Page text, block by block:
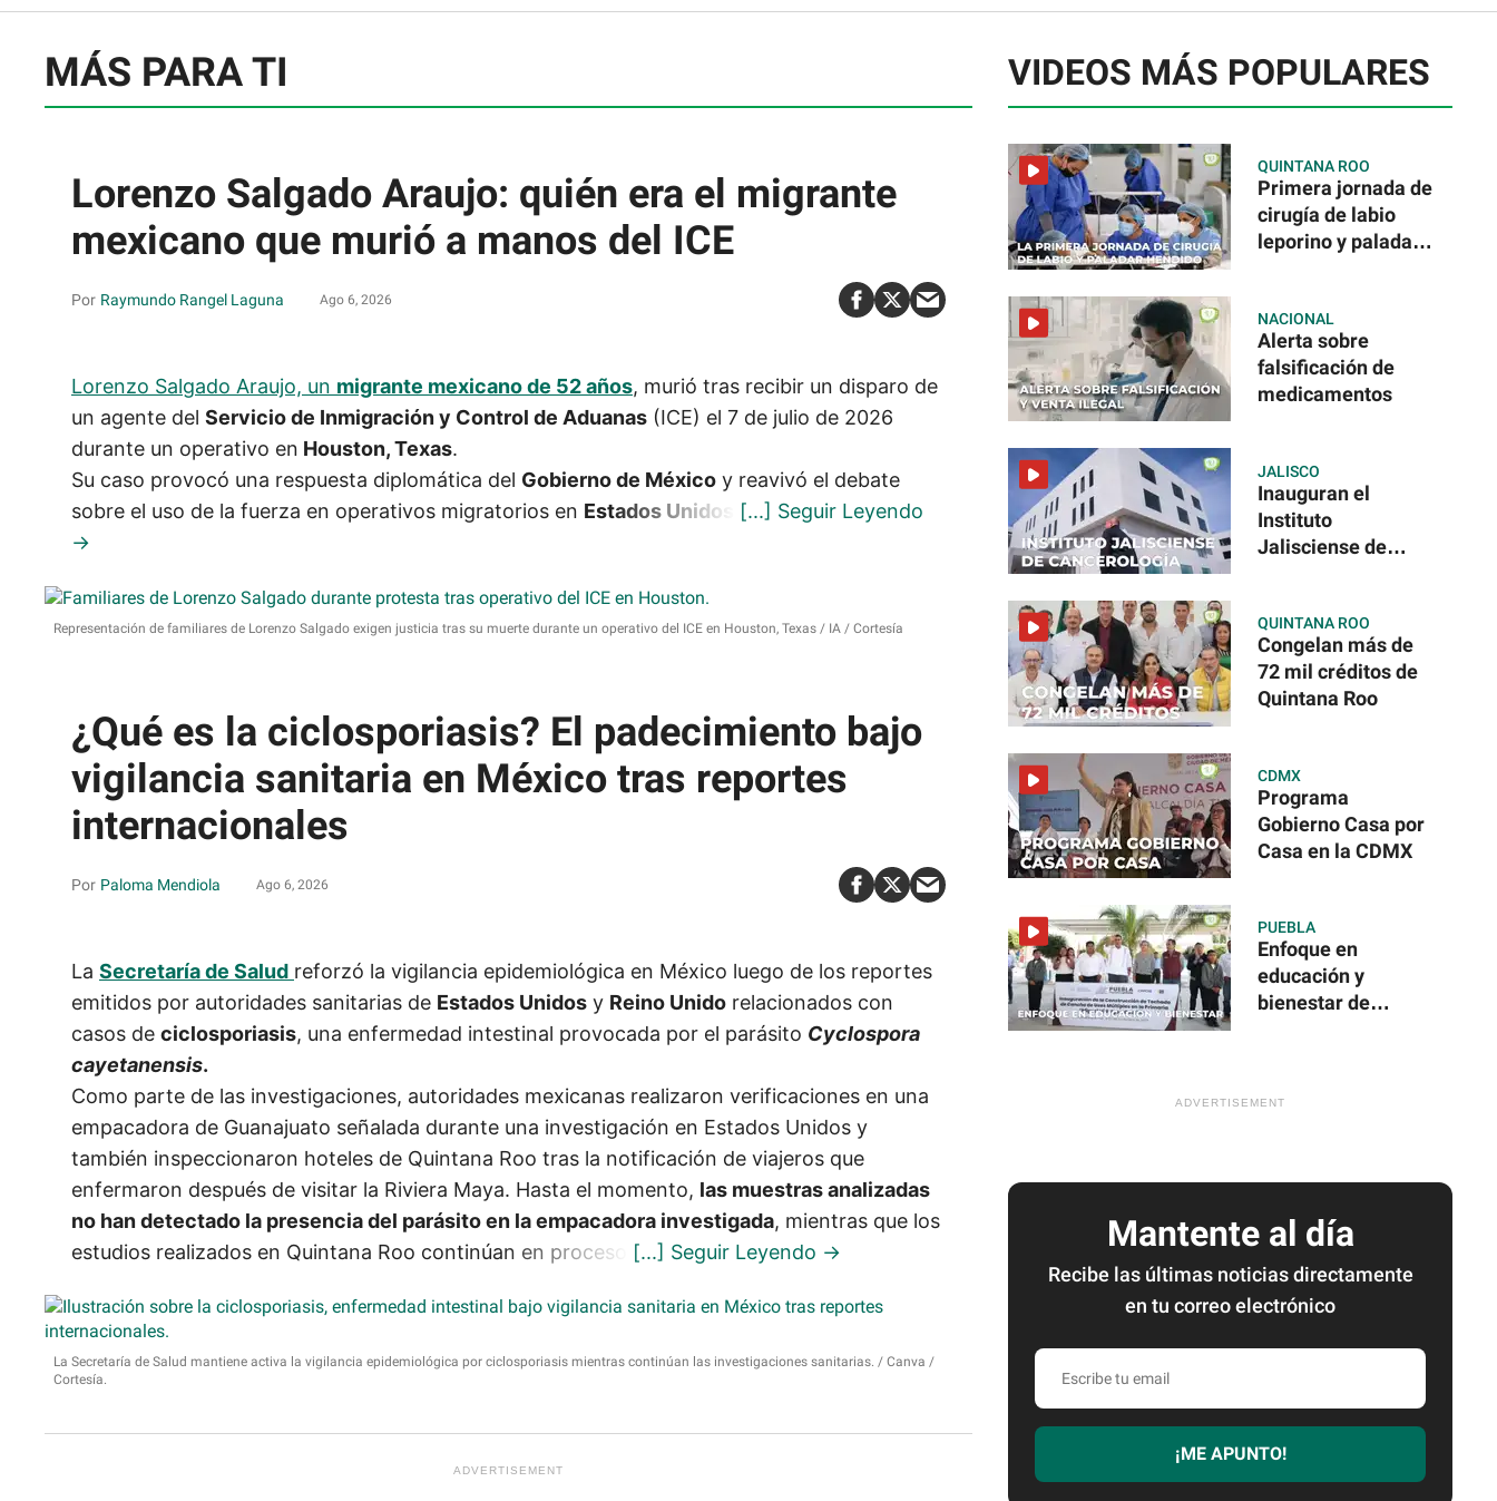
MÁS PARA TI
Lorenzo Salgado Araujo: quién era el migrante
mexicano que murió a manos del ICE
Raymundo Rangel Laguna Ago 6, 2026
Representación de familiares de Lorenzo Salgado exigen justicia tras su muerte durante un operativo del ICE en Houston, Texas IA / Cortesía
Lorenzo Salgado Araujo, un migrante mexicano de 52 años, murió tras recibir un disparo de
un agente del Servicio de Inmigración y Control de Aduanas (ICE) el 7 de julio de 2026
durante un operativo en Houston, Texas.
Su caso provocó una respuesta diplomática del Gobierno de México y reavivó el debate
sobre el uso de la fuerza en operativos migratorios en Estados Unidos
VIDEOS MÁS POPULARES
QUINTANA ROO
Primera jornada de
cirugía de labio
leporino y paladar
NACIONAL
Alerta sobre
falsificación de
medicamentos
JALISCO
Inauguran el
Instituto
Jalisciense de
QUINTANA ROO
Congelan más de
72 mil créditos de
Quintana Roo
CDMX
Programa
Gobierno Casa por
Casa en la CDMX
PUEBLA
Enfoque en
educación y
bienestar de
Mantente al día
Recibe las últimas noticias directamente
en tu correo electrónico
Escribe
email
¡ME APUNTO!
¿Qué es la ciclosporiasis? El padecimiento bajo
vigilancia sanitaria en México tras reportes
internacionales
Paloma Mendiola Ago 6, 2026
La Secretaría de Salud mantiene activa la vigilancia epidemiológica por ciclosporiasis mientras continúan las investigaciones sanitarias.
Canva /
Cortesía.
La Secretaría de Salud reforzó la vigilancia epidemiológica en México luego de los reportes
emitidos por autoridades sanitarias de Estados Unidos y Reino Unido relacionados con
casos de ciclosporiasis, una enfermedad intestinal provocada por el parásito Cyclospora
cayetanensis.
Como parte de las investigaciones, autoridades mexicanas realizaron verificaciones en una
empacadora de Guanajuato señalada durante una investigación en Estados Unidos y
también inspeccionaron hoteles de Quintana Roo tras la notificación de viajeros que
enfermaron después de visitar la Riviera Maya. Hasta el momento, las muestras analizadas
no han detectado la presencia del parásito en la empacadora investigada, mientras que los
estudios realizados en Quintana Roo continúan en proceso.